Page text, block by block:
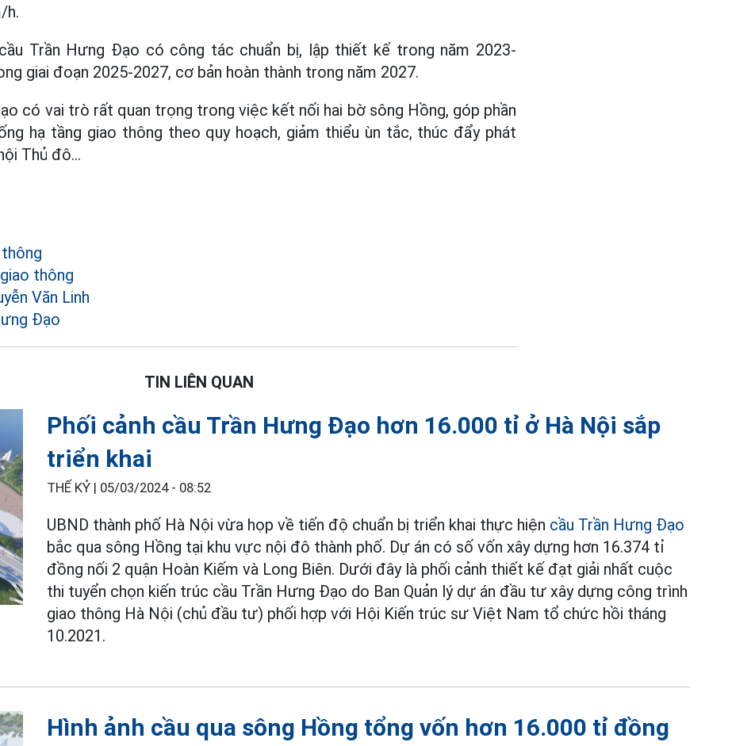
h.
Trần Hưng Đạo có công tác chuẩn bị, lập thiết kế trong năm 2023-
giai đoạn 2025-2027, cơ bản hoàn thành trong năm 2027.
có vai trò rất quan trọng trong việc kết nối hai bờ sông Hồng, góp phần
hạ tầng giao thông theo quy hoạch, giảm thiểu ùn tắc, thúc đẩy phát
Thủ đô...
thông
Văn Linh
Đạo
TIN LIÊN QUAN
Phối cảnh cầu Trần Hưng Đạo hơn 16.000 tỉ ở Hà Nội sắp
triển khai
THẾ KỶ | 05/03/2024 - 08:52
UBND thành phố Hà Nội vừa họp về tiến độ chuẩn bị triển khai thực hiện cầu Trần Hưng Đạo
bắc qua sông Hồng tại khu vực nội đô thành phố. Dự án có số vốn xây dựng hơn 16.374 tỉ
đồng nối 2 quận Hoàn Kiếm và Long Biên. Dưới đây là phối cảnh thiết kế đạt giải nhất cuộc
thi tuyển chọn kiến trúc cầu Trần Hưng Đạo do Ban Quản lý dự án đầu tư xây dựng công trình
giao thông Hà Nội (chủ đầu tư) phối hợp với Hội Kiến trúc sư Việt Nam tổ chức hồi tháng
10.2021.
Hình ảnh cầu qua sông Hồng tổng vốn hơn 16.000 tỉ đồng